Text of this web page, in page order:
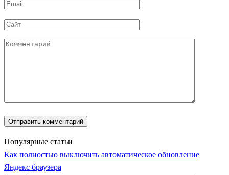
Email
Сайт
Комментарий
Популярные статьи
Как полностью выключить автоматическое обновление
Яндекс браузера